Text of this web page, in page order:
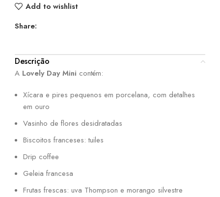
Add to wishlist
Share:
Descrição
A Lovely Day Mini contém:
Xícara e pires pequenos em porcelana, com detalhes
em ouro
Vasinho de flores desidratadas
Biscoitos franceses: tuiles
Drip coffee
Geleia francesa
Frutas frescas: uva Thompson e morango silvestre